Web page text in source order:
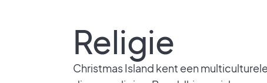
Religie
Christmas Island kent een